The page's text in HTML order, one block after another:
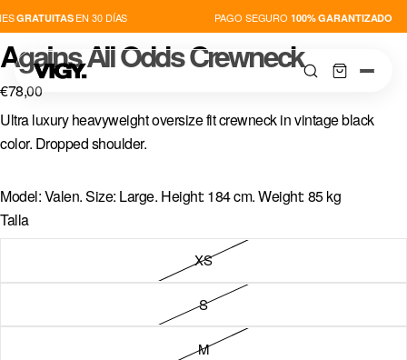
GRATUITASEN 30 DÍAS PAGO SEGURO100% GARANTIZADO
THIS IS VIGY
Agains All Odds Crewneck
€78,00
Ultra luxury heavyweight oversize fit crewneck in vintage black
color. Dropped shoulder.
Model: Valen. Size: Large. Height: 184 cm. Weight: 85 kg
Talla
XS
S
M